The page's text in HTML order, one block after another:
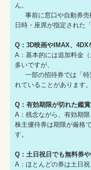
ん。
事前に窓口や自動券売
日時・座席が指定された
Q：3D映画やIMAX、4DX
A：基本的には追加料金
多いですが、
一部の招待券では「特
れていることがあります。
Q：有効期限が切れた鑑
A：残念ながら、有効期
株主優待券は期限が厳格
す。
Q：土日祝日でも無料券
A：ほとんどの券は土日